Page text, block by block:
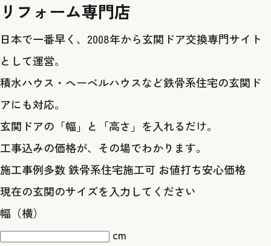
リフォーム専門店
日本で一番早く、2008年から玄関ドア交換専門サイト
として運営。
積水ハウス・ヘーベルハウスなど鉄骨系住宅の玄関ド
アにも対応。
玄関ドアの「幅」と「高さ」を入れるだけ。
工事込みの価格が、その場でわかります。
施工事例多数鉄骨系住宅施工可 お値打ち安心価格
現在の玄関のサイズを入力してください
幅（横）
cm